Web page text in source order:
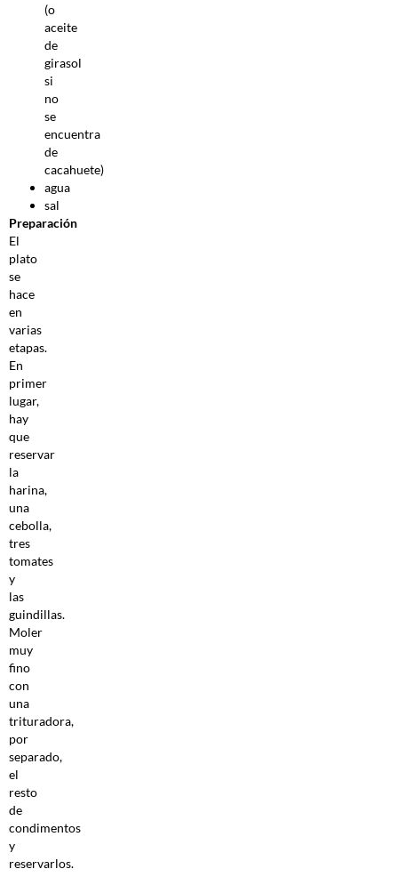
(o
aceite
de
girasol
si
no
se
encuentra
de
cacahuete)
agua
sal
Preparación
El
plato
se
hace
en
varias
etapas.
En
primer
lugar,
hay
que
reservar
la
harina,
una
cebolla,
tres
tomates
y
las
guindillas.
Moler
muy
fino
con
una
trituradora,
por
separado,
el
resto
de
condimentos
y
reservarlos.